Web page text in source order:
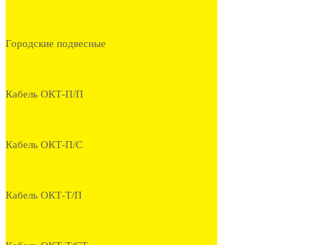
Городские подвесные
Кабель ОКТ-П/П
Кабель ОКТ-П/С
Кабель ОКТ-Т/П